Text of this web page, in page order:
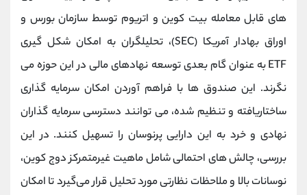
‌های قابل معامله بیت ‌کوین و اتریوم توسط سازمان بورس و
اوراق بهادار آمریکا (SEC)، تحلیلگران به امکان شکل‌ گیری
ETF به عنوان گام بعدی توسعه نهادهای مالی در این حوزه می
‌نگرند. این صندوق ‌ها با فراهم آوردن امکان سرمایه ‌گذاری
ساختاریافته و تنظیم‌ شده، می ‌توانند دسترسی سرمایه ‌گذاران
نهادی و خرد به این دارایی پرنوسان را تسهیل کنند. در این
بررسی، چالش ‌های احتمالی شامل ماهیت غیرمتمرکز دوج‌ کوین،
نوسانات بالا و ملاحظات نظارتی مورد تحلیل قرار می‌گیرد تا امکان
اینستاگرام @alireza.mehrabii
کانال تلگرام @alirezamehrabi_com
@alirezamehrabi_official